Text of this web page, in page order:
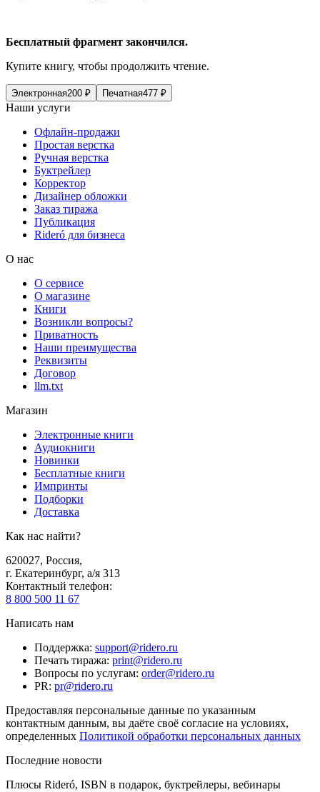
Бесплатный фрагмент закончился.
Купите книгу, чтобы продолжить чтение.
Электронная200 ₽ Печатная477 ₽
Наши услуги
Офлайн-продажи
Простая верстка
Ручная верстка
Буктрейлер
Корректор
Дизайнер обложки
Заказ тиража
Публикация
Rideró для бизнеса
О нас
О сервисе
О магазине
Книги
Возникли вопросы?
Приватность
Наши преимущества
Реквизиты
Договор
llm.txt
Магазин
Электронные книги
Аудиокниги
Новинки
Бесплатные книги
Импринты
Подборки
Доставка
Как нас найти?
620027, Россия,
г. Екатеринбург, а/я 313
Контактный телефон:
8 800 500 11 67
Написать нам
Поддержка: support@ridero.ru
Печать тиража: print@ridero.ru
Вопросы по услугам: order@ridero.ru
PR: pr@ridero.ru
Предоставляя персональные данные по указанным
контактным данным, вы даёте своё согласие на условиях,
определенных Политикой обработки персональных данных
Последние новости
Плюсы Rideró, ISBN в подарок, буктрейлеры, вебинары